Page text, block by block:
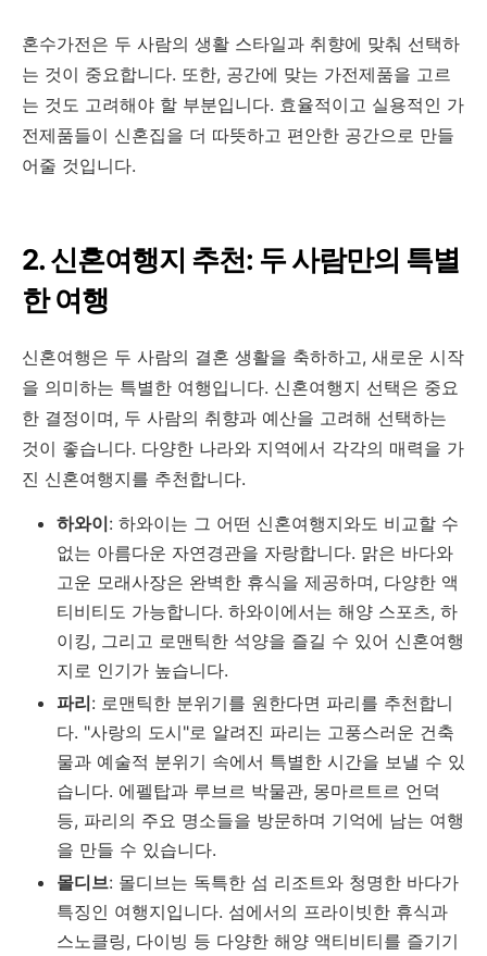
혼수가전은 두 사람의 생활 스타일과 취향에 맞춰 선택하
는 것이 중요합니다. 또한, 공간에 맞는 가전제품을 고르
는 것도 고려해야 할 부분입니다. 효율적이고 실용적인 가
전제품들이 신혼집을 더 따뜻하고 편안한 공간으로 만들
어줄 것입니다.
2. 신혼여행지 추천: 두 사람만의 특별
한 여행
신혼여행은 두 사람의 결혼 생활을 축하하고, 새로운 시작
을 의미하는 특별한 여행입니다. 신혼여행지 선택은 중요
한 결정이며, 두 사람의 취향과 예산을 고려해 선택하는
것이 좋습니다. 다양한 나라와 지역에서 각각의 매력을 가
진 신혼여행지를 추천합니다.
하와이: 하와이는 그 어떤 신혼여행지와도 비교할 수
없는 아름다운 자연경관을 자랑합니다. 맑은 바다와
고운 모래사장은 완벽한 휴식을 제공하며, 다양한 액
티비티도 가능합니다. 하와이에서는 해양 스포츠, 하
이킹, 그리고 로맨틱한 석양을 즐길 수 있어 신혼여행
지로 인기가 높습니다.
파리: 로맨틱한 분위기를 원한다면 파리를 추천합니
다. "사랑의 도시"로 알려진 파리는 고풍스러운 건축
물과 예술적 분위기 속에서 특별한 시간을 보낼 수 있
습니다. 에펠탑과 루브르 박물관, 몽마르트르 언덕
등, 파리의 주요 명소들을 방문하며 기억에 남는 여행
을 만들 수 있습니다.
몰디브: 몰디브는 독특한 섬 리조트와 청명한 바다가
특징인 여행지입니다. 섬에서의 프라이빗한 휴식과
스노클링, 다이빙 등 다양한 해양 액티비티를 즐기기